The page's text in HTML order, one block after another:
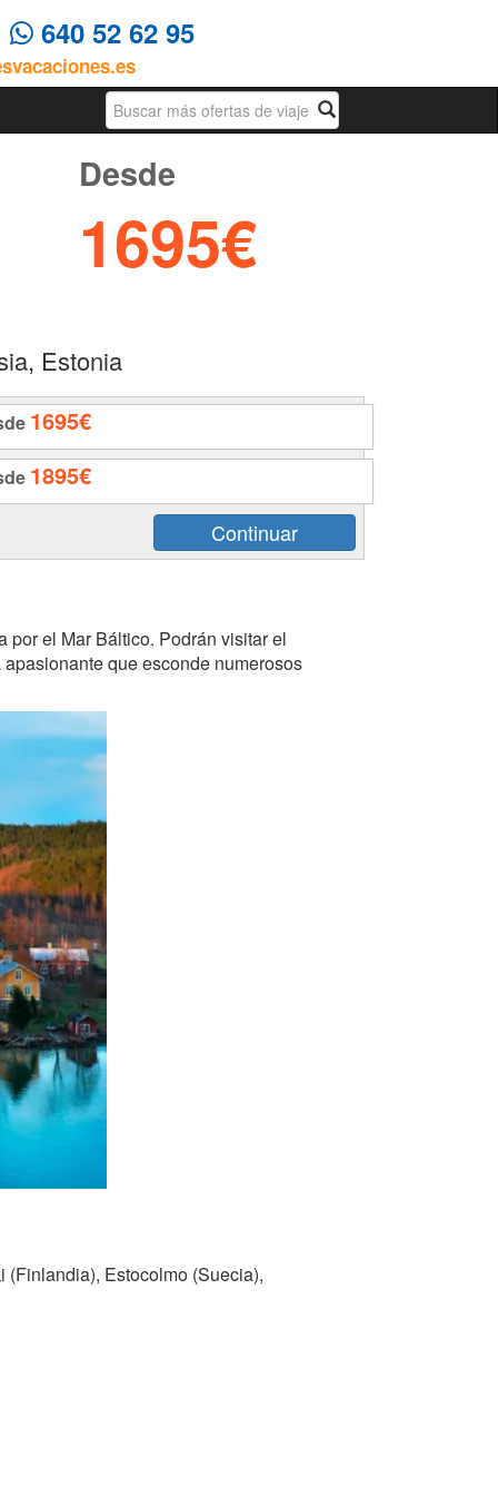
640 52 62 95
Busqueda
Desde
1695€
Estonia
1695€
1895€
el Mar Báltico. Podrán visitar el
que esconde numerosos
Estocolmo (Suecia),